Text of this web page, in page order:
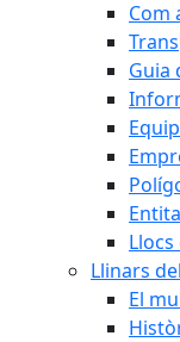
Com
Guia
Llinars
El